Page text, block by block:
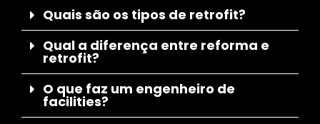
Quais são os tipos de retrofit?
Qual a diferença entre reforma e
retrofit?
O que faz um engenheiro de
facilities?